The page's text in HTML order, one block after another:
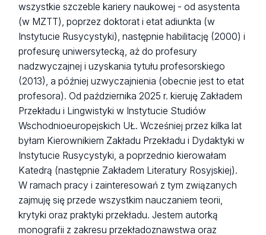
wszystkie szczeble kariery naukowej - od asystenta
(w MZTT), poprzez doktorat i etat adiunkta (w
Instytucie Rusycystyki), następnie habilitację (2000) i
profesurę uniwersytecką, aż do profesury
nadzwyczajnej i uzyskania tytułu profesorskiego
(2013), a później uzwyczajnienia (obecnie jest to etat
profesora). Od października 2025 r. kieruję Zakładem
Przekładu i Lingwistyki w Instytucie Studiów
Wschodnioeuropejskich UŁ. Wcześniej przez kilka lat
byłam Kierownikiem Zakładu Przekładu i Dydaktyki w
Instytucie Rusycystyki, a poprzednio kierowałam
Katedrą (następnie Zakładem Literatury Rosyjskiej).
W ramach pracy i zainteresowań z tym związanych
zajmuję się przede wszystkim nauczaniem teorii,
krytyki oraz praktyki przekładu. Jestem autorką
monografii z zakresu przekładoznawstwa oraz